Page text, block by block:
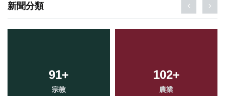
新聞分類
91+
宗教
102+
農業